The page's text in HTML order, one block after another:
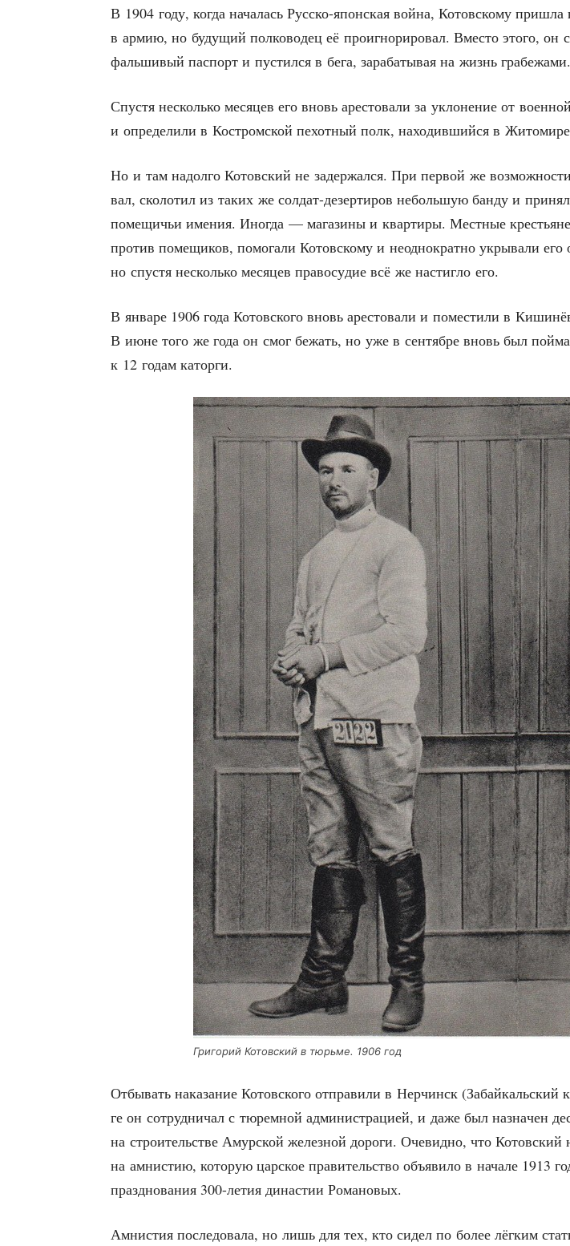
В 1904 году, когда нача­лась Рус­ско-япон­ская вой­на, Котов­ско­му при­шла
в армию, но буду­щий пол­ко­во­дец её про­игно­ри­ро­вал. Вме­сто это­го, он
фаль­ши­вый пас­порт и пустил­ся в бега, зара­ба­ты­вая на жизнь грабежами.
Спу­стя несколь­ко меся­цев его вновь аре­сто­ва­ли за укло­не­ние от
и опре­де­ли­ли в Костром­ской пехот­ный полк, нахо­див­ший­ся в
Но и там надол­го Котов­ский не задер­жал­ся. При пер­вой же
вал, ско­ло­тил из таких же сол­дат-дезер­ти­ров неболь­шую бан­ду и
поме­щи­чьи име­ния. Ино­гда — мага­зи­ны и квар­ти­ры. Мест­ные
про­тив поме­щи­ков, помо­га­ли Котов­ско­му и неод­но­крат­но укры­ва­ли его
но спу­стя несколь­ко меся­цев пра­во­су­дие всё же настиг­ло его.
В янва­ре 1906 года Котов­ско­го вновь аре­сто­ва­ли и поме­сти­ли в
В июне того же года он смог бежать, но уже в сен­тяб­ре вновь был
к 12 годам каторги.
Гри­го­рий Котов­ский в тюрь­ме. 1906 год
Отбы­вать нака­за­ние Котов­ско­го отпра­ви­ли в Нер­чинск
ге он сотруд­ни­чал с тюрем­ной адми­ни­стра­ци­ей, и даже был назна­чен
на стро­и­тель­стве Амур­ской желез­ной доро­ги. Оче­вид­но, что Котов­ский
на амни­стию, кото­рую цар­ское пра­ви­тель­ство объ­яви­ло в нача­ле 1913
празд­но­ва­ния 300-летия дина­стии Романовых.
Амни­стия после­до­ва­ла, но лишь для тех, кто сидел по более лёг­ким